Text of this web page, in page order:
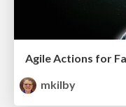
mkilby